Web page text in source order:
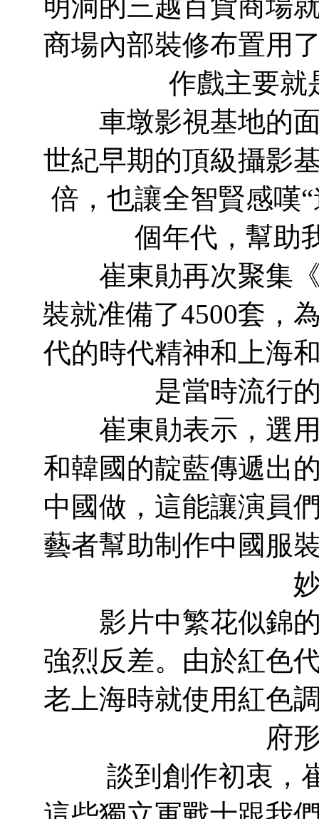
商場內部裝修布置用
作戲主要就
車墩影視基地的面
世紀早期的頂級攝影
倍，也讓全智賢感嘆
個年代，幫助
崔東勛再次聚集《
裝就准備了4500套，
代的時代精神和上海
是當時流行
崔東勛表示，選用
和韓國的靛藍傳遞出
中國做，這能讓演員
藝者幫助制作中國服
影片中繁花似錦的
強烈反差。由於紅色
老上海時就使用紅色
府
談到創作初衷，崔